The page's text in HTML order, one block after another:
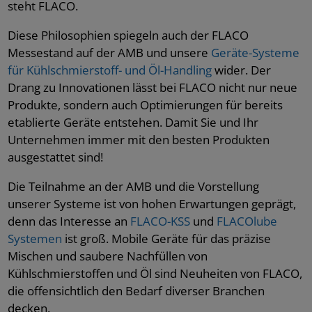
steht FLACO.
Diese Philosophien spiegeln auch der FLACO
Messestand auf der AMB und unsere Geräte-Systeme
für Kühlschmierstoff- und Öl-Handlingwider. Der
Drang zu Innovationen lässt bei FLACO nicht nur neue
Produkte, sondern auch Optimierungen für bereits
etablierte Geräte entstehen. Damit Sie und Ihr
Unternehmen immer mit den besten Produkten
ausgestattet sind!
Die Teilnahme an der AMB und die Vorstellung
unserer Systeme ist von hohen Erwartungen geprägt,
denn das Interesse an FLACO-KSS und FLACOlube
Systemen ist groß. Mobile Geräte für das präzise
Mischen und saubere Nachfüllen von
Kühlschmierstoffen und Öl sind Neuheiten von FLACO,
die offensichtlich den Bedarf diverser Branchen
decken.